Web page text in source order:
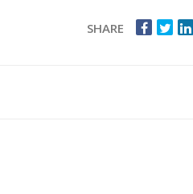
SHARE